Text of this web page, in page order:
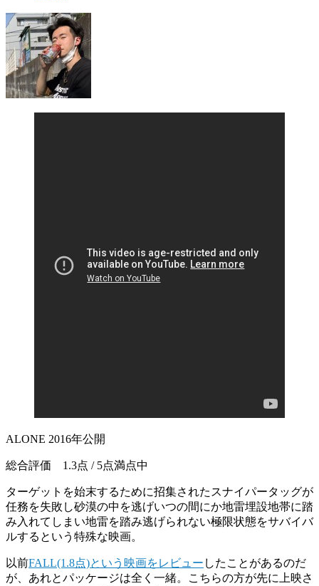
ALONE 2016年公開
総合評価 1.3点 / 5点満点中
ターゲットを始末するために招集されたスナイパータッグが
任務を失敗し砂漠の中を逃げいつの間にか地雷埋設地帯に踏
み入れてしまい地雷を踏み逃げられない極限状態をサバイバ
ルするという特殊な映画。
以前FALL(1.8点)という映画をレビュー したことがあるのだ
が、あれとパッケージは全く一緒。こちらの方が先に上映さ